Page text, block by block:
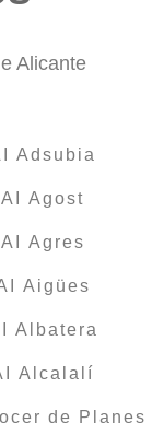
Alicante
Adsubia
Agost
Agres
Aigües
Albatera
Alcalalí
de Planes